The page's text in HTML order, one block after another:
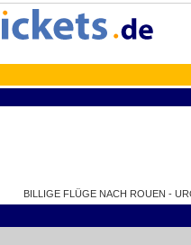
BILLIGE FLÜGE NACH ROUEN -